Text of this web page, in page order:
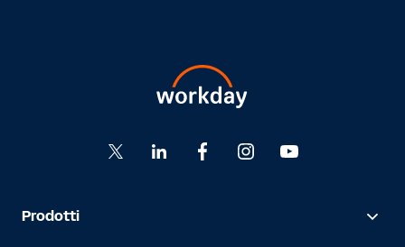
Prodotti